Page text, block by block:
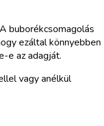
buborékcsomagolás
ezáltal könnyebben
e az adagját.
vagy anélkül